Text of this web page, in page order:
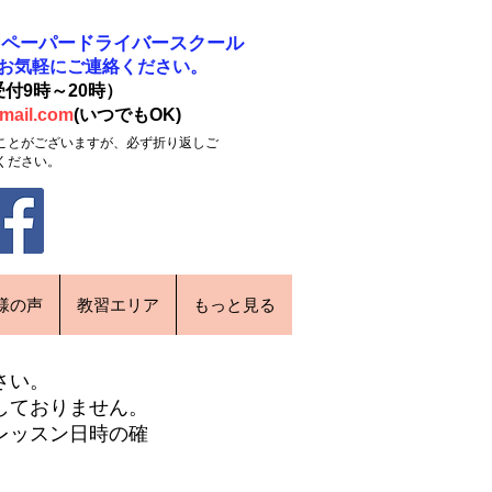
​ペーパードライバースクール
気軽にご連絡ください。
付9時～20時）
(いつでもOK)
とがございますが、必ず折り返しご
さい。
の声 教習エリア もっと見る
。
おりません。
ッスン日時の確